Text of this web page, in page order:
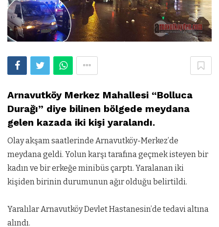
Arnavutköy Merkez Mahallesi “Bolluca
Durağı” diye bilinen bölgede meydana
gelen kazada iki kişi yaralandı.
Olay akşam saatlerinde Arnavutköy-Merkez’de
meydana geldi. Yolun karşı tarafına geçmek isteyen bir
kadın ve bir erkeğe minibüs çarptı. Yaralanan iki
kişiden birinin durumunun ağır olduğu belirtildi.
Yaralılar Arnavutköy Devlet Hastanesin’de tedavi altına
alındı.